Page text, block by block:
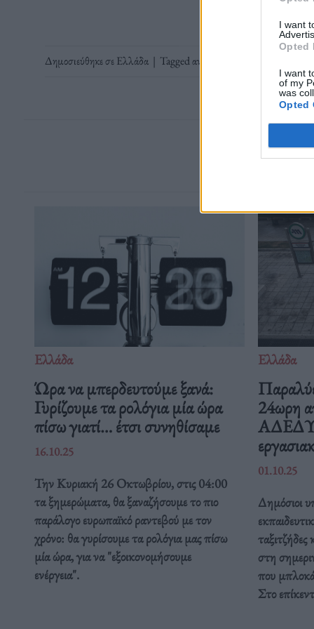
I want
Opted
I want
of my
was
Opted
Δημοσιεύθηκε σεΕλλάδα | Taggedανακοίνωση
Ελλάδα
Ώρα να μπερδευτούμε ξανά:
Γυρίζουμε τα ρολόγια μία ώρα
πίσω γιατί… έτσι συνηθίσαμε
16.10.25
Την Κυριακή 26 Οκτωβρίου, στις 04:00
τα ξημερώματα, θα ξαναζήσουμε το πιο
παράλογο ευρωπαϊκό ραντεβού με τον
χρόνο: θα γυρίσουμε τα ρολόγια μας πίσω
μία ώρα, για να "εξοικονομήσουμε
ενέργεια".
Ελλάδα
24ωρη
ΑΔΕΔΥ
01.10.25
Δημόσιοι
στη
που
Στο